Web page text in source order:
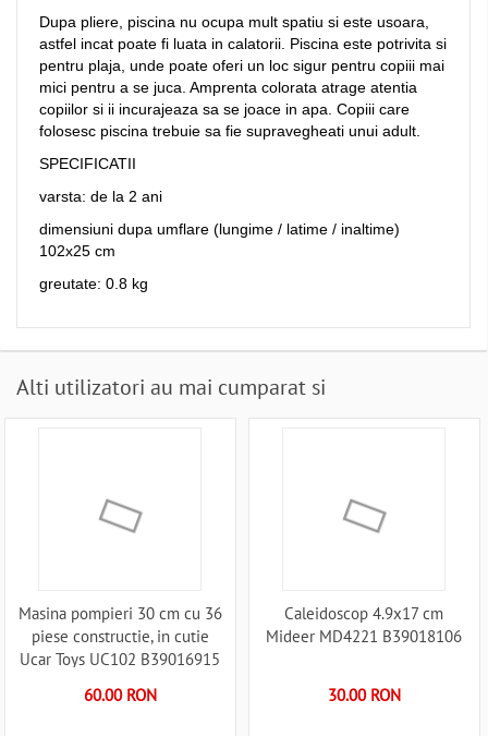
Dupa pliere, piscina nu ocupa mult spatiu si este usoara,
astfel incat poate fi luata in calatorii. Piscina este potrivita si
pentru plaja, unde poate oferi un loc sigur pentru copiii mai
mici pentru a se juca. Amprenta colorata atrage atentia
copiilor si ii incurajeaza sa se joace in apa. Copiii care
folosesc piscina trebuie sa fie supravegheati unui adult.
SPECIFICATII
varsta: de la 2 ani
dimensiuni dupa umflare (lungime / latime / inaltime)
102x25 cm
greutate: 0.8 kg
Alti utilizatori au mai cumparat si
Masina pompieri 30 cm cu 36
piese constructie, in cutie
Ucar Toys UC102 B39016915
60.00 RON
Caleidoscop 4.9x17 cm
Mideer MD4221 B39018106
30.00 RON